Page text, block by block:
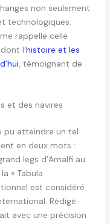
non seulement
technologiques.
rappelle celle
l’histoire et les
, témoignant de
et des navires
pu atteindre un tel
en deux mots :
legs d’Amalfi au
« Tabula
est considéré
Rédigé
avec une précision